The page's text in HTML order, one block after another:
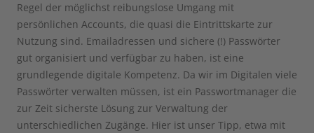
Regel der möglichst reibungslose Umgang mit
persönlichen Accounts, die quasi die Eintrittskarte zur
Nutzung sind. Emailadressen und sichere (!) Passwörter
gut organisiert und verfügbar zu haben, ist eine
grundlegende digitale Kompetenz. Da wir im Digitalen viele
Passwörter verwalten müssen, ist ein Passwortmanager die
zur Zeit sicherste Lösung zur Verwaltung der
unterschiedlichen Zugänge. Hier ist unser Tipp, etwa mit